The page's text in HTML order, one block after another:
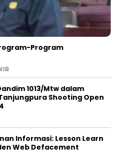
Program
1013/Mtw dalam
Shooting Open
Informasi: Lesson Learn
Web Defacement